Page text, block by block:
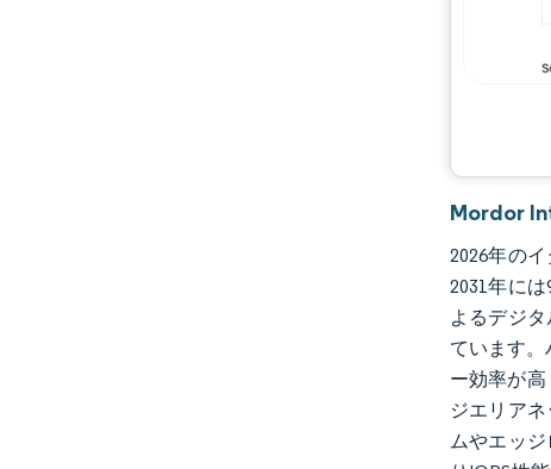
Mordor
2026年の
2031年に
よるデジ
ています。
ー効率が
ジエリア
ムやエッ